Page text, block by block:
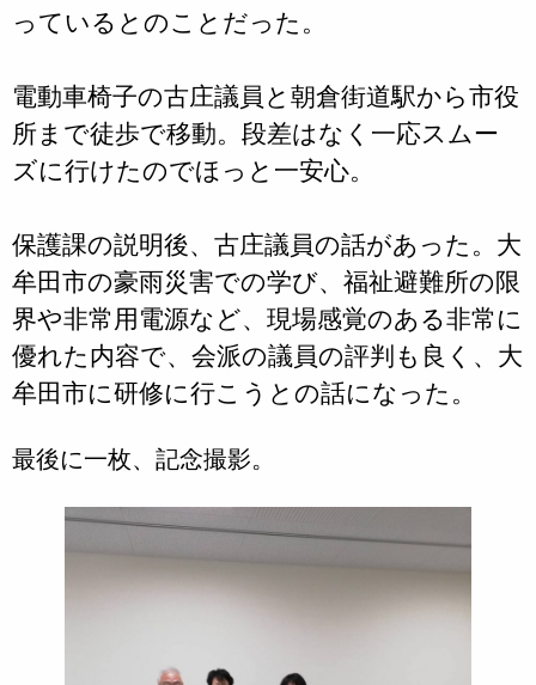
っているとのことだった。
電動車椅子の古庄議員と朝倉街道駅から市役
所まで徒歩で移動。段差はなく一応スムー
ズに行けたのでほっと一安心。
保護課の説明後、古庄議員の話があった。大
牟田市の豪雨災害での学び、福祉避難所の限
界や非常用電源など、現場感覚のある非常に
優れた内容で、会派の議員の評判も良く、大
牟田市に研修に行こうとの話になった。
最後に一枚、記念撮影。